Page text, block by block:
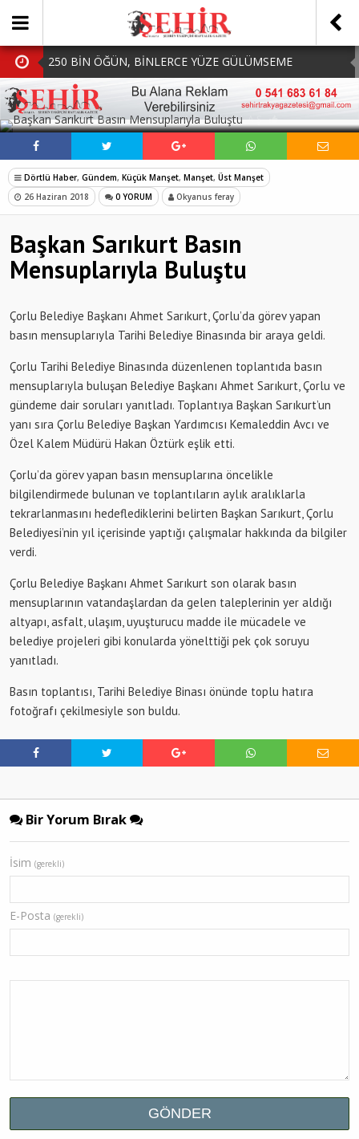
250 BİN ÖĞÜN, BİNLERCE YÜZE GÜLÜMSEME
BAŞKAN MÜGE YILDIZ TOPAK: ‘SOSYAL
BELEDİYECİLİKTE HİÇBİR HEMŞERİMİZİ YALNIZ
BIRAKMIYORUZ!’
MHP Çorlu İlçe Teşkilatında Yeni Dönem Başladı:
Mazbatalar Alındı
Dolu Vurdu, Büyükşehir Üreticiyi Yalnız Bırakmadı
SOFRALARDA BEREKETİ, GÖNÜLLERDE DAYANIŞMAYI
SOSYAL MEDYADA PAYLAŞ
Dörtlü Haber, Gündem, Küçük Manşet, Manşet, Üst Manşet
26 Haziran 2018
0 YORUM Okyanus feray
Başkan Sarıkurt Basın
Mensuplarıyla Buluştu
Çorlu Belediye Başkanı Ahmet Sarıkurt, Çorlu’da görev yapan
basın mensuplarıyla Tarihi Belediye Binasında bir araya geldi.
Çorlu Tarihi Belediye Binasında düzenlenen toplantıda basın
mensuplarıyla buluşan Belediye Başkanı Ahmet Sarıkurt, Çorlu ve
gündeme dair soruları yanıtladı. Toplantıya Başkan Sarıkurt’un
yanı sıra Çorlu Belediye Başkan Yardımcısı Kemaleddin Avcı ve
Özel Kalem Müdürü Hakan Öztürk eşlik etti.
Çorlu’da görev yapan basın mensuplarına öncelikle
bilgilendirmede bulunan ve toplantıların aylık aralıklarla
tekrarlanmasını hedeflediklerini belirten Başkan Sarıkurt, Çorlu
Belediyesi’nin yıl içerisinde yaptığı çalışmalar hakkında da bilgiler
verdi.
Çorlu Belediye Başkanı Ahmet Sarıkurt son olarak basın
mensuplarının vatandaşlardan da gelen taleplerinin yer aldığı
altyapı, asfalt, ulaşım, uyuşturucu madde ile mücadele ve
belediye projeleri gibi konularda yönelttiği pek çok soruyu
yanıtladı.
Basın toplantısı, Tarihi Belediye Binası önünde toplu hatıra
fotoğrafı çekilmesiyle son buldu.
Bir Yorum Bırak
İsim (gerekli)
E-Posta (gerekli)